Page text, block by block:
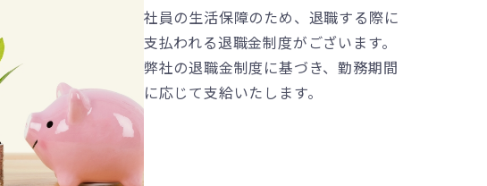
社員の生活保障のため、退職する際に
支払われる退職金制度がございます。
弊社の退職金制度に基づき、勤務期間
に応じて支給いたします。